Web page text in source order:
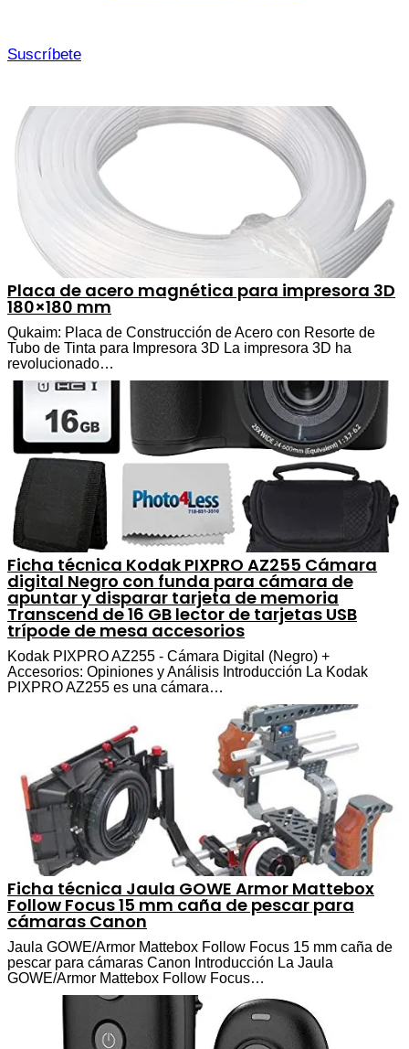
Suscríbete
Placa de acero magnética para impresora 3D
180×180 mm
Qukaim: Placa de Construcción de Acero con Resorte de
Tubo de Tinta para Impresora 3D La impresora 3D ha
revolucionado…
Ficha técnica Kodak PIXPRO AZ255 Cámara
digital Negro con funda para cámara de
apuntar y disparar tarjeta de memoria
Transcend de 16 GB lector de tarjetas USB
trípode de mesa accesorios
Kodak PIXPRO AZ255 - Cámara Digital (Negro) +
Accesorios: Opiniones y Análisis Introducción La Kodak
PIXPRO AZ255 es una cámara…
Ficha técnica Jaula GOWE Armor Mattebox
Follow Focus 15 mm caña de pescar para
cámaras Canon
Jaula GOWE/Armor Mattebox Follow Focus 15 mm caña de
pescar para cámaras Canon Introducción La Jaula
GOWE/Armor Mattebox Follow Focus…